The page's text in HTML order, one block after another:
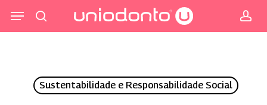
para
principal
Menu
Sustentabilidade e Responsabilidade Social